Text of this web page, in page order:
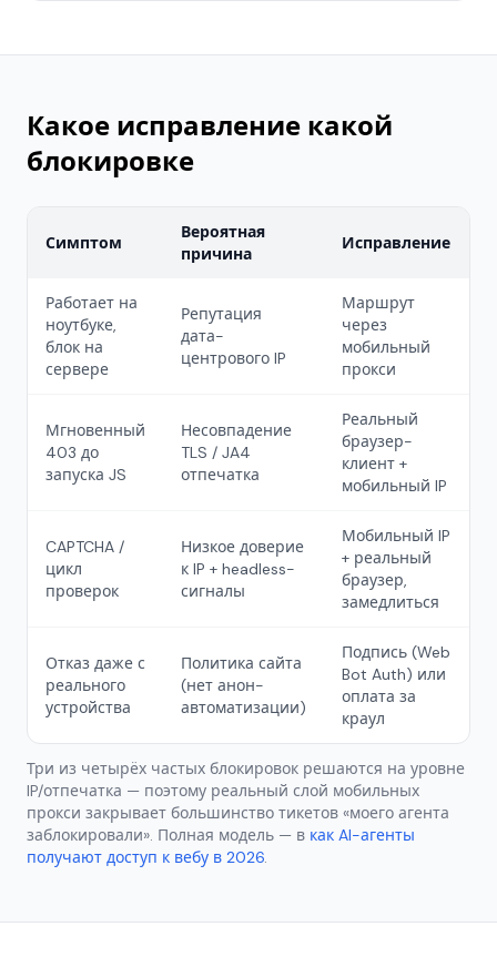
Какое исправление какой
блокировке
Симптом
Вероятная
причина
Исправление
Работает на
ноутбуке,
блок на
сервере
Репутация
дата-
центрового IP
Маршрут
через
мобильный
прокси
Мгновенный
403 до
запуска JS
Несовпадение
TLS / JA4
отпечатка
Реальный
браузер-
клиент +
мобильный IP
CAPTCHA /
цикл
проверок
Низкое доверие
к IP + headless-
сигналы
Мобильный IP
+ реальный
браузер,
замедлиться
Отказ даже с
реального
устройства
Политика сайта
(нет анон-
автоматизации)
Подпись (Web
Bot Auth) или
оплата за
краул
Три из четырёх частых блокировок решаются на уровне
IP/отпечатка — поэтому реальный слой мобильных
прокси закрывает большинство тикетов «моего агента
заблокировали». Полная модель — в как AI-агенты
получают доступ к вебу в 2026.